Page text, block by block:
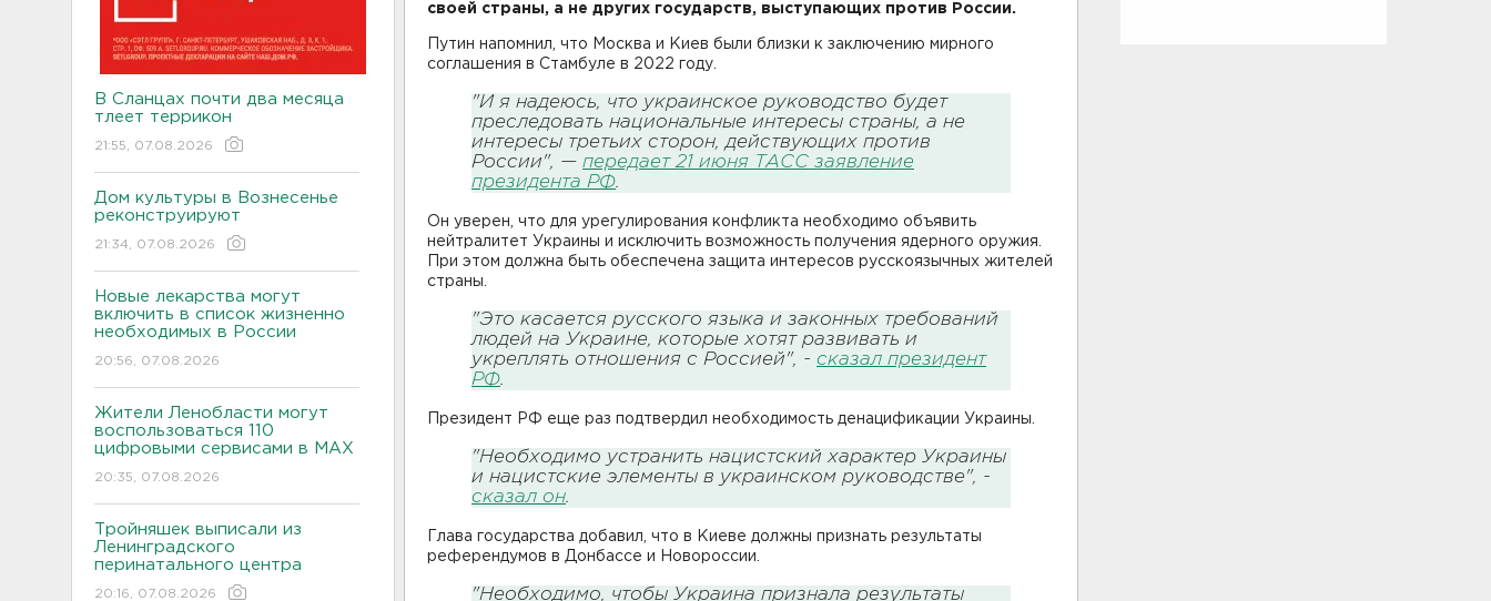
В Сланцах почти два месяца
тлеет террикон
21:55, 07.08.2026
Дом культуры в Вознесенье
реконструируют
21:34, 07.08.2026
Новые лекарства могут
включить в список жизненно
необходимых в России
20:56, 07.08.2026
Жители Ленобласти могут
воспользоваться 110
цифровыми сервисами в МАХ
20:35, 07.08.2026
Тройняшек выписали из
Ленинградского
перинатального центра
20:16, 07.08.2026
своей страны, а не других государств, выступающих против России.
Путин напомнил, что Москва и Киев были близки к заключению мирного
соглашения в Стамбуле в 2022 году.
"И я надеюсь, что украинское руководство будет
преследовать национальные интересы страны, а не
интересы третьих сторон, действующих против
России", — передает 21 июня ТАСС заявление
президента РФ.
Он уверен, что для урегулирования конфликта необходимо объявить
нейтралитет Украины и исключить возможность получения ядерного оружия.
При этом должна быть обеспечена защита интересов русскоязычных жителей
страны.
"Это касается русского языка и законных требований
людей на Украине, которые хотят развивать и
укреплять отношения с Россией", - сказал президент
РФ.
Президент РФ еще раз подтвердил необходимость денацификации Украины.
"Необходимо устранить нацистский характер Украины
и нацистские элементы в украинском руководстве", -
сказал он.
Глава государства добавил, что в Киеве должны признать результаты
референдумов в Донбассе и Новороссии.
"Необходимо, чтобы Украина признала результаты